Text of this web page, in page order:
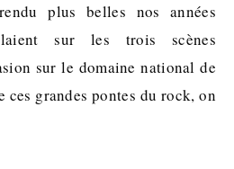
plus belles nos années
sur les trois scènes
sur le domaine national de
ces grandes pontes du rock, on